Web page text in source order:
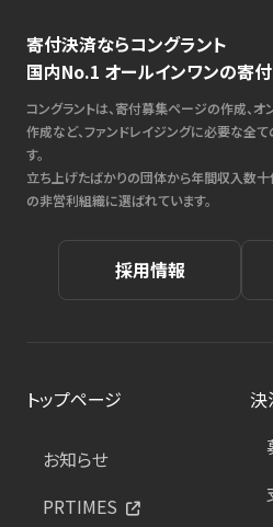
寄付決済ならコングラント
国内No.1 オールインワンの寄
コングラントは、寄付募集ページの作成、
作成など、ファンドレイジングに必要な全
す。
立ち上げたばかりの団体から年間収入数
の非営利組織に選ばれています。
採用情報
トップページ
お知らせ
PRTIMES
決